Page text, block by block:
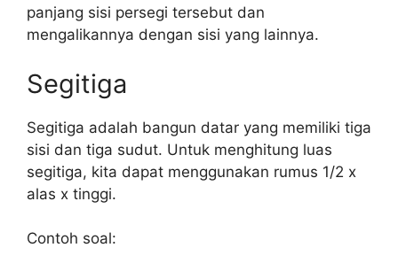
panjang sisi persegi tersebut dan
mengalikannya dengan sisi yang lainnya.
Segitiga
Segitiga adalah bangun datar yang memiliki tiga
sisi dan tiga sudut. Untuk menghitung luas
segitiga, kita dapat menggunakan rumus 1/2 x
alas x tinggi.
Contoh soal: